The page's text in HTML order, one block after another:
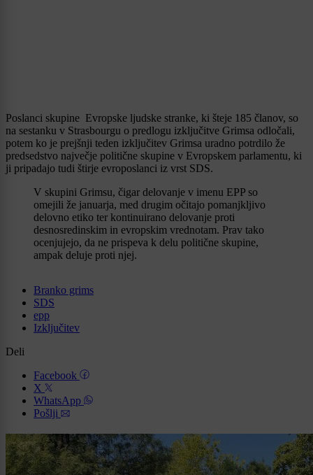
Poslanci skupine Evropske ljudske stranke, ki šteje 185 članov, so
na sestanku v Strasbourgu o predlogu izključitve Grimsa odločali,
potem ko je prejšnji teden izključitev Grimsa uradno potrdilo že
predsedstvo največje politične skupine v Evropskem parlamentu, ki
ji pripadajo tudi štirje evroposlanci iz vrst SDS.
V skupini Grimsu, čigar delovanje v imenu EPP so
omejili že januarja, med drugim očitajo pomanjkljivo
delovno etiko ter kontinuirano delovanje proti
desnosredinskim in evropskim vrednotam. Prav tako
ocenjujejo, da ne prispeva k delu politične skupine,
ampak deluje proti njej.
Branko grims
SDS
epp
Izključitev
Deli
Facebook
X
WhatsApp
Pošlji